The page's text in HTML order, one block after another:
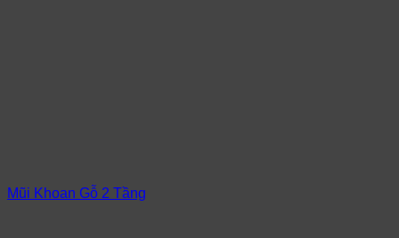
Mũi Khoan Gỗ 2 Tầng